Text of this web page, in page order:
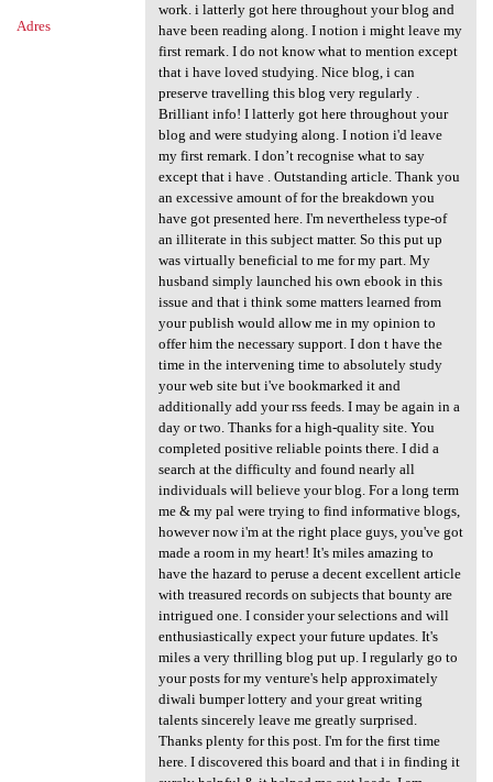
Adres
work. i latterly got here throughout your blog and
have been reading along. I notion i might leave my
first remark. I do not know what to mention except
that i have loved studying. Nice blog, i can
preserve travelling this blog very regularly .
Brilliant info! I latterly got here throughout your
blog and were studying along. I notion i'd leave
my first remark. I don’t recognise what to say
except that i have . Outstanding article. Thank you
an excessive amount of for the breakdown you
have got presented here. I'm nevertheless type-of
an illiterate in this subject matter. So this put up
was virtually beneficial to me for my part. My
husband simply launched his own ebook in this
issue and that i think some matters learned from
your publish would allow me in my opinion to
offer him the necessary support. I don t have the
time in the intervening time to absolutely study
your web site but i've bookmarked it and
additionally add your rss feeds. I may be again in a
day or two. Thanks for a high-quality site. You
completed positive reliable points there. I did a
search at the difficulty and found nearly all
individuals will believe your blog. For a long term
me & my pal were trying to find informative blogs,
however now i'm at the right place guys, you've got
made a room in my heart! It's miles amazing to
have the hazard to peruse a decent excellent article
with treasured records on subjects that bounty are
intrigued one. I consider your selections and will
enthusiastically expect your future updates. It's
miles a very thrilling blog put up. I regularly go to
your posts for my venture's help approximately
diwali bumper lottery and your great writing
talents sincerely leave me greatly surprised.
Thanks plenty for this post. I'm for the first time
here. I discovered this board and that i in finding it